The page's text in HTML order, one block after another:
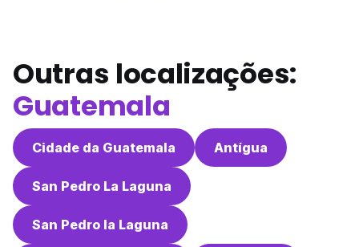
Outras localizações:
Guatemala
Cidade da Guatemala Antígua
San Pedro La Laguna
San Pedro la Laguna